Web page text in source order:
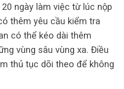
ngày làm việc từ lúc nộp
thêm yêu cầu kiểm tra
có thể kéo dài thêm
vùng sâu vùng xa. Điều
thủ tục dõi theo để không